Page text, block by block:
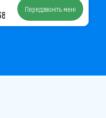
Передзвоніть мені